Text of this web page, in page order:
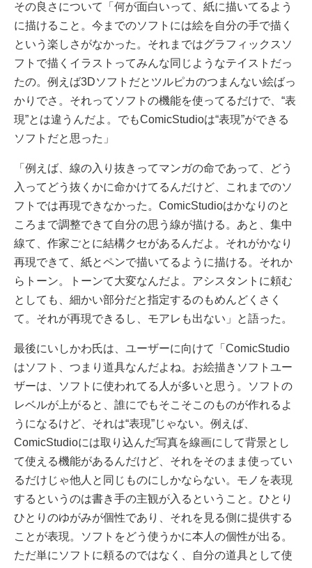
その良さについて「何が面白いって、紙に描いてるよう
に描けること。今までのソフトには絵を自分の手で描く
という楽しさがなかった。それまではグラフィックスソ
フトで描くイラストってみんな同じようなテイストだっ
たの。例えば3Dソフトだとツルピカのつまんない絵ばっ
かりでさ。それってソフトの機能を使ってるだけで、“表
現”とは違うんだよ。でもComicStudioは“表現”ができる
ソフトだと思った」
「例えば、線の入り抜きってマンガの命であって、どう
入ってどう抜くかに命かけてるんだけど、これまでのソ
フトでは再現できなかった。ComicStudioはかなりのと
ころまで調整できて自分の思う線が描ける。あと、集中
線て、作家ごとに結構クセがあるんだよ。それがかなり
再現できて、紙とペンで描いてるように描ける。それか
らトーン。トーンて大変なんだよ。アシスタントに頼む
としても、細かい部分だと指定するのもめんどくさく
て。それが再現できるし、モアレも出ない」と語った。
最後にいしかわ氏は、ユーザーに向けて「ComicStudio
はソフト、つまり道具なんだよね。お絵描きソフトユー
ザーは、ソフトに使われてる人が多いと思う。ソフトの
レベルが上がると、誰にでもそこそこのものが作れるよ
うになるけど、それは“表現”じゃない。例えば、
ComicStudioには取り込んだ写真を線画にして背景とし
て使える機能があるんだけど、それをそのまま使ってい
るだけじゃ他人と同じものにしかならない。モノを表現
するというのは書き手の主観が入るということ。ひとり
ひとりのゆがみが個性であり、それを見る側に提供する
ことが表現。ソフトをどう使うかに本人の個性が出る。
ただ単にソフトに頼るのではなく、自分の道具として使